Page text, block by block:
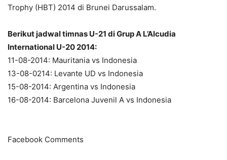
Trophy (HBT) 2014 di Brunei Darussalam.
Berikut jadwal timnas U-21 di Grup A L’Alcudia
International U-20 2014:
11-08-2014: Mauritania vs Indonesia
13-08-0214: Levante UD vs Indonesia
15-08-2014: Argentina vs Indonesia
16-08-2014: Barcelona Juvenil A vs Indonesia
Facebook Comments